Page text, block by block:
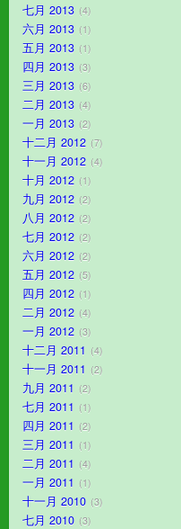
七月 2013 4
六月 2013 1
五月 2013 1
四月 2013 3
三月 2013 6
二月 2013 4
一月 2013 2
十二月 2012 7
十一月 2012 4
十月 2012 1
九月 2012 2
八月 2012 2
七月 2012 2
六月 2012 2
五月 2012 5
四月 2012 1
二月 2012 4
一月 2012 3
十二月 2011 4
十一月 2011 2
九月 2011 2
七月 2011 1
四月 2011 2
三月 2011 1
二月 2011 4
一月 2011 1
十一月 2010 3
七月 2010 3